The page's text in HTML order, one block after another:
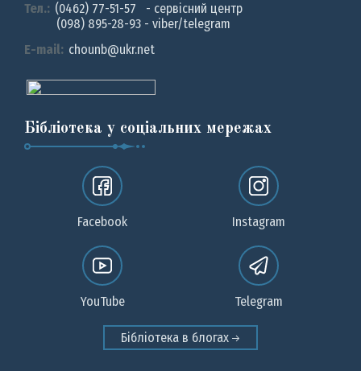
Тел.: (0462) 77-51-57 - сервісний центр
(098) 895-28-93 - viber/telegram
E-mail: chounb@ukr.net
Бібліотека у соціальних мережах
Facebook Instagram
YouTube Telegram
Бібліотека в блогах